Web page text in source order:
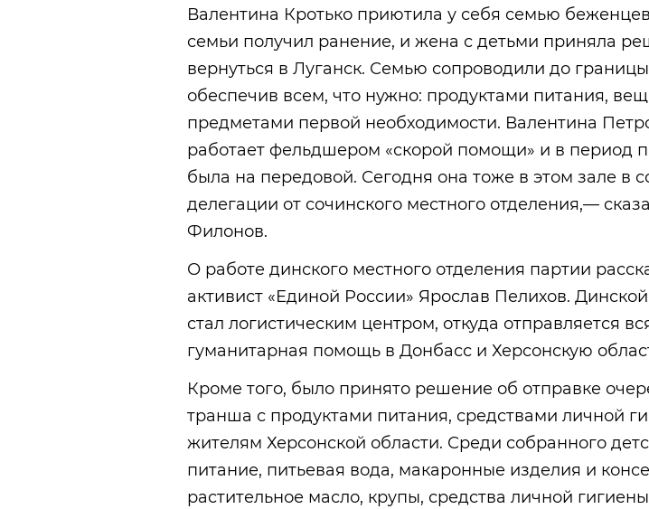
Валентина Кротько приютила у себя семью
семьи получил ранение, и жена с детьми приняла
вернуться в Луганск. Семью сопроводили до
обеспечив всем, что нужно: продуктами питания,
предметами первой необходимости. Валентина
работает фельдшером «скорой помощи» и в период
была на передовой. Сегодня она тоже в этом зале в
делегации от сочинского местного отделения,—
Филонов.
О работе динского местного отделения партии
активист «Единой России» Ярослав Пелихов.
стал логистическим центром, откуда отправляется
гуманитарная помощь в Донбасс и Херсонскую
Кроме того, было принято решение об отправке
транша с продуктами питания, средствами личной
жителям Херсонской области. Среди собранного
питание, питьевая вода, макаронные изделия и
растительное масло, крупы, средства личной